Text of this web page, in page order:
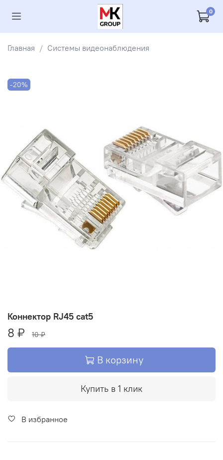
0
Главная Системы видеонаблюдения
-20%
Коннектор RJ45 cat5
8 ₽ 10 ₽
В корзину
Купить в 1 клик
В избранное